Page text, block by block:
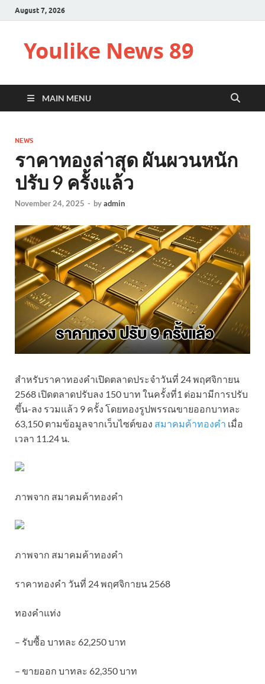
August 7, 2026
Youlike News 89
MAIN MENU
NEWS
ราคาทองล่าสุด ผันผวนหนัก
ปรับ 9 ครั้งแล้ว
November 24, 2025 - byadmin
สำหรับราคาทองคำเปิดตลาดประจำวันที่ 24 พฤศจิกายน
2568 เปิดตลาดปรับลง 150 บาท ในครั้งที่1 ต่อมามีการปรับ
ขึ้น-ลง รวมแล้ว 9 ครั้ง โดยทองรูปพรรณขายออกบาทละ
63,150 ตามข้อมูลจากเว็บไซต์ของ สมาคมค้าทองคำ เมื่อ
เวลา 11.24 น.
ภาพจาก สมาคมค้าทองคำ
ภาพจาก สมาคมค้าทองคำ
ราคาทองคำ วันที่ 24 พฤศจิกายน 2568
ทองคำแท่ง
– รับซื้อ บาทละ 62,250 บาท
– ขายออก บาทละ 62,350 บาท